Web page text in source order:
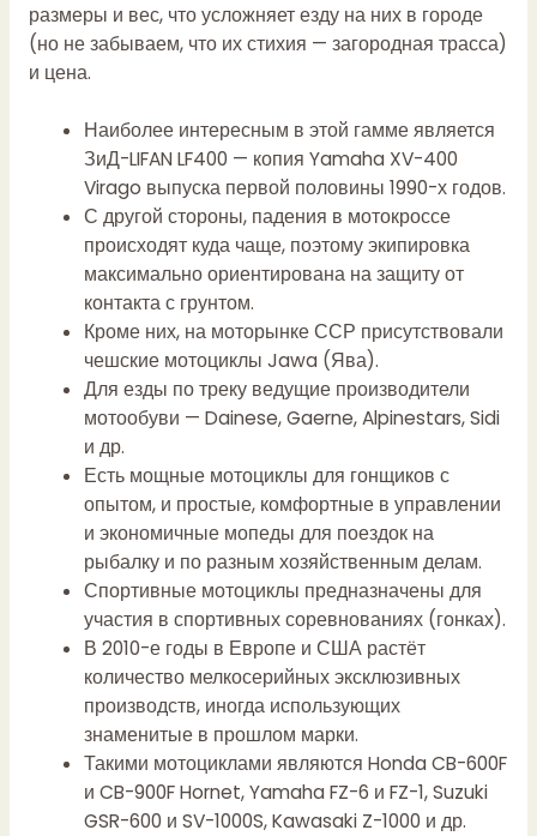
размеры и вес, что усложняет езду на них в городе
(но не забываем, что их стихия — загородная трасса)
и цена.
Наиболее интересным в этой гамме является
ЗиД-LIFAN LF400 — копия Yamaha XV-400
Virago выпуска первой половины 1990-х годов.
С другой стороны, падения в мотокроссе
происходят куда чаще, поэтому экипировка
максимально ориентирована на защиту от
контакта с грунтом.
Кроме них, на моторынке ССР присутствовали
чешские мотоциклы Jawa (Ява).
Для езды по треку ведущие производители
мотообуви — Dainese, Gaerne, Alpinestars, Sidi
и др.
Есть мощные мотоциклы для гонщиков с
опытом, и простые, комфортные в управлении
и экономичные мопеды для поездок на
рыбалку и по разным хозяйственным делам.
Спортивные мотоциклы предназначены для
участия в спортивных соревнованиях (гонках).
В 2010-е годы в Европе и США растёт
количество мелкосерийных эксклюзивных
производств, иногда использующих
знаменитые в прошлом марки.
Такими мотоциклами являются Honda CB-600F
и CB-900F Hornet, Yamaha FZ-6 и FZ-1, Suzuki
GSR-600 и SV-1000S, Kawasaki Z-1000 и др.